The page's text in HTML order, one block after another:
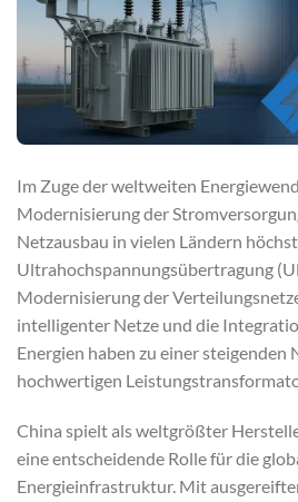
Im Zuge der weltweiten
Modernisierung der
Netzausbau in vielen Ländern
Ultrahochspannungsübertragung
Modernisierung der
intelligenter Netze und die
Energien haben zu einer steigenden
hochwertigen
China spielt als weltgrößter
eine entscheidende Rolle für die
Energieinfrastruktur. Mit